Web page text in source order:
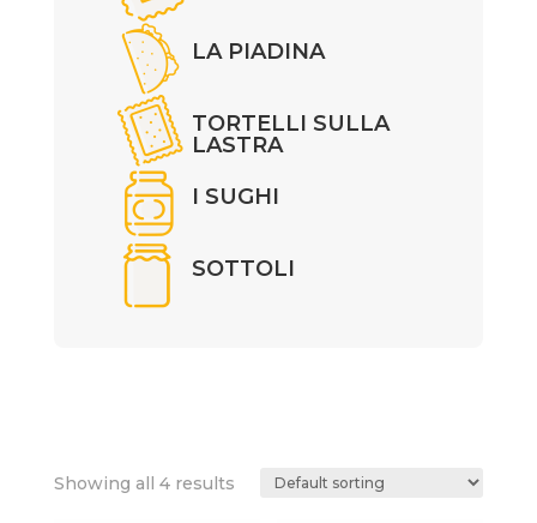
LA PIADINA
TORTELLI SULLA
LASTRA
I SUGHI
SOTTOLI
Showing all 4 results